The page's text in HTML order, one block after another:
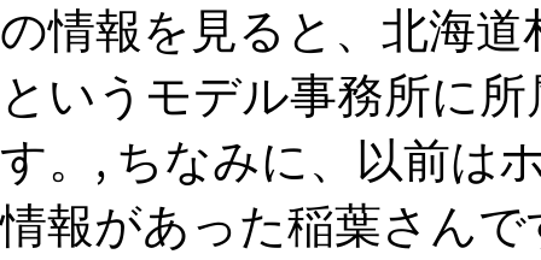
の情報を見ると、北海
というモデル事務所に
す。, ちなみに、以前は
情報があった稲葉さん